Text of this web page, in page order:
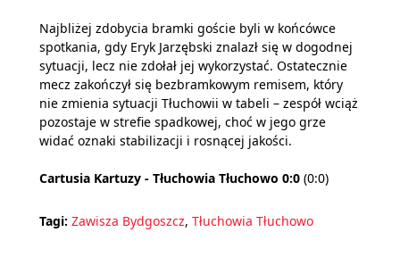
Najbliżej zdobycia bramki goście byli w końcówce
spotkania, gdy Eryk Jarzębski znalazł się w dogodnej
sytuacji, lecz nie zdołał jej wykorzystać. Ostatecznie
mecz zakończył się bezbramkowym remisem, który
nie zmienia sytuacji Tłuchowii w tabeli – zespół wciąż
pozostaje w strefie spadkowej, choć w jego grze
widać oznaki stabilizacji i rosnącej jakości.
Cartusia Kartuzy - Tłuchowia Tłuchowo 0:0 (0:0)
Tagi: Zawisza Bydgoszcz, Tłuchowia Tłuchowo